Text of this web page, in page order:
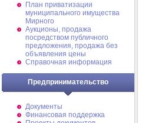
План приватизации
муниципального имущества
Мирного
Аукционы, продажа
посредством публичного
предложения, продажа без
объявления цены
Справочная информация
Предпринимательство
Документы
Финансовая поддержка